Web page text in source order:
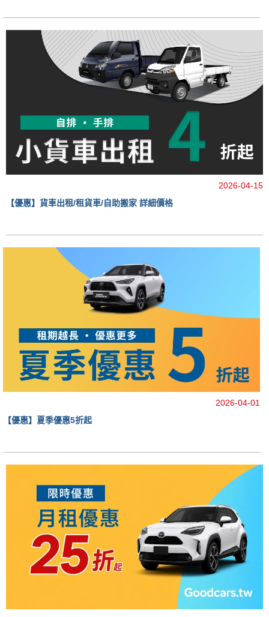
2026-04-15
【優惠】貨車出租/租貨車/自助搬家 詳細價格
2026-04-01
【優惠】夏季優惠5折起